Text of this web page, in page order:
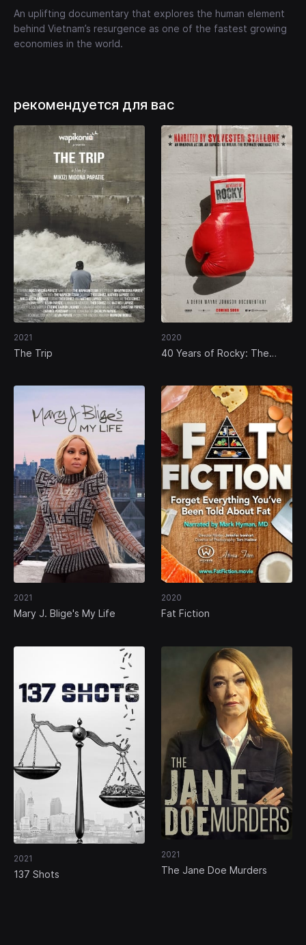
An uplifting documentary that explores the human element
behind Vietnam’s resurgence as one of the fastest growing
economies in the world.
рекомендуется для вас
2021
The Trip
2020
40 Years of Rocky: The
2021
Mary J. Blige's My Life
2020
Fat Fiction
2021
137 Shots
2021
The Jane Doe Murders